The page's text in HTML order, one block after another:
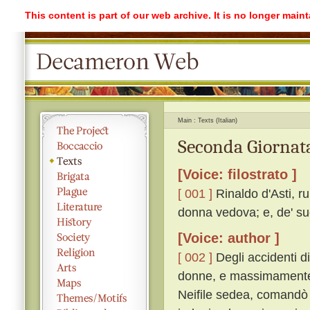
This content is part of our web archive. It is no longer
Main Texts (Italian)
Seconda
[Voice: filostrato ]
[ 001 ] Rinaldo d'Asti,
donna vedova; e, de'
[Voice: author ]
[ 002 ] Degli accidenti
donne, e
Neifile sedea,